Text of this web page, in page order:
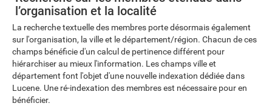
l’organisation et la localité
La recherche textuelle des membres porte désormais également
sur l'organisation, la ville et le département/région. Chacun de ces
champs bénéficie d'un calcul de pertinence différent pour
hiérarchiser au mieux l'information. Les champs ville et
département font l'objet d'une nouvelle indexation dédiée dans
Lucene. Une ré-indexation des membres est nécessaire pour en
bénéficier.